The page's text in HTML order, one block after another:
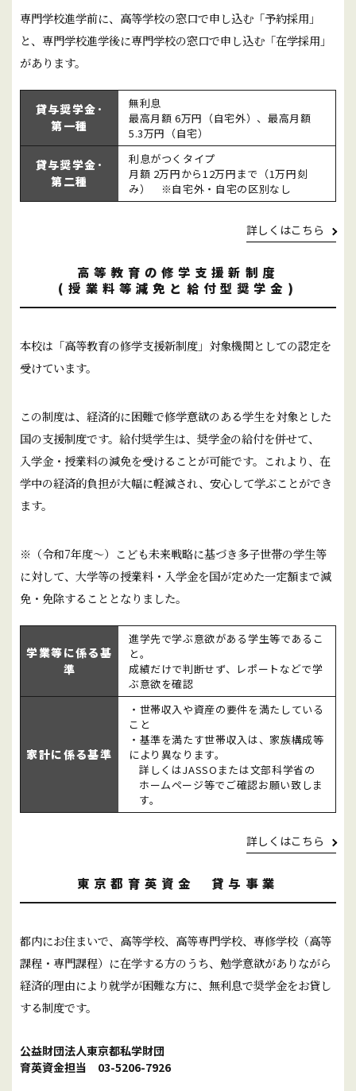
専門学校進学前に、高等学校の窓口で申し込む「予約採用」
と、専門学校進学後に専門学校の窓口で申し込む「在学採用」
があります。
貸与奨学金･
第一種
無利息
最高月額 6万円（自宅外）、最高月額
5.3万円（自宅）
貸与奨学金･
第二種
利息がつくタイプ
月額 2万円から12万円まで（1万円刻
み） ※自宅外・自宅の区別なし
詳しくはこちら
高等教育の修学支援新制度
(授業料等減免と給付型奨学金)
本校は「高等教育の修学支援新制度」対象機関としての認定を
受けています。
この制度は、経済的に困難で修学意欲のある学生を対象とした
国の支援制度です。給付奨学生は、奨学金の給付を併せて、
入学金・授業料の減免を受けることが可能です。これより、在
学中の経済的負担が大幅に軽減され、安心して学ぶことができ
ます。
※（令和7年度～）こども未来戦略に基づき多子世帯の学生等
に対して、大学等の授業料・入学金を国が定めた一定額まで減
免・免除することとなりました。
学業等に係る基
準
進学先で学ぶ意欲がある学生等であるこ
と。
成績だけで判断せず、レポートなどで学
ぶ意欲を確認
家計に係る基準
・世帯収入や資産の要件を満たしている
こと
・基準を満たす世帯収入は、家族構成等
により異なります。
詳しくはJASSOまたは文部科学省の
ホームページ等でご確認お願い致しま
す。
詳しくはこちら
東京都育英資金 貸与事業
都内にお住まいで、高等学校、高等専門学校、専修学校（高等
課程・専門課程）に在学する方のうち、勉学意欲がありながら
経済的理由により就学が困難な方に、無利息で奨学金をお貸し
する制度です。
公益財団法人東京都私学財団
育英資金担当 03-5206-7926